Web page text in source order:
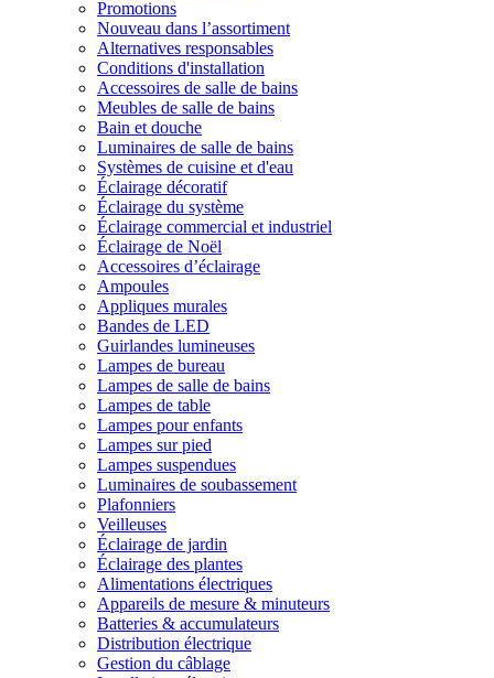
Promotions
Nouveau dans l’assortiment
Alternatives responsables
Conditions d'installation
Accessoires de salle de bains
Meubles de salle de bains
Bain et douche
Luminaires de salle de bains
Systèmes de cuisine et d'eau
Éclairage décoratif
Éclairage du système
Éclairage commercial et industriel
Éclairage de Noël
Accessoires d’éclairage
Ampoules
Appliques murales
Bandes de LED
Guirlandes lumineuses
Lampes de bureau
Lampes de salle de bains
Lampes de table
Lampes pour enfants
Lampes sur pied
Lampes suspendues
Luminaires de soubassement
Plafonniers
Veilleuses
Éclairage de jardin
Éclairage des plantes
Alimentations électriques
Appareils de mesure & minuteurs
Batteries & accumulateurs
Distribution électrique
Gestion du câblage